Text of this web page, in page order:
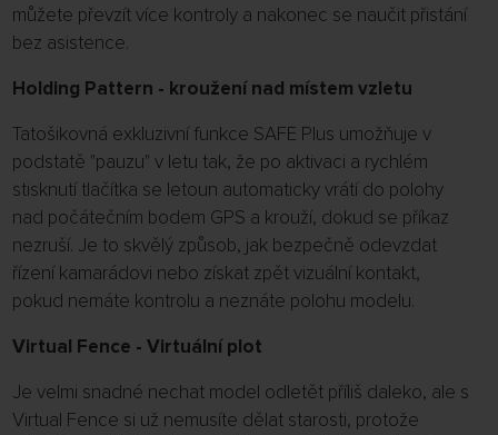
můžete převzít více kontroly a nakonec se naučit přistání
bez asistence.
Holding Pattern - kroužení nad místem vzletu
Tatošikovná exkluzivní funkce SAFE Plus umožňuje v
podstatě "pauzu" v letu tak, že po aktivaci a rychlém
stisknutí tlačítka se letoun automaticky vrátí do polohy
nad počátečním bodem GPS a krouží, dokud se příkaz
nezruší. Je to skvělý způsob, jak bezpečně odevzdat
řízení kamarádovi nebo získat zpět vizuální kontakt,
pokud nemáte kontrolu a neznáte polohu modelu.
Virtual Fence - Virtuální plot
Je velmi snadné nechat model odletět příliš daleko, ale s
Virtual Fence si už nemusíte dělat starosti, protože